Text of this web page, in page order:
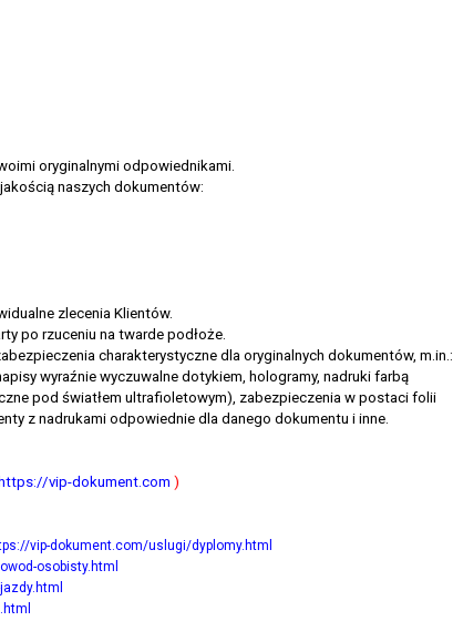
oryginalnymi odpowiednikami.
naszych dokumentów:
zlecenia Klientów.
po rzuceniu na twarde podłoże.
charakterystyczne dla oryginalnych dokumentów, m.in.:
wyraźnie wyczuwalne dotykiem, hologramy, nadruki farbą
pod światłem ultrafioletowym), zabezpieczenia w postaci folii
z nadrukami odpowiednie dla danego dokumentu i inne.
https://vip-dokument.com )
vip-dokument.com/uslugi/dyplomy.html
osobisty.html